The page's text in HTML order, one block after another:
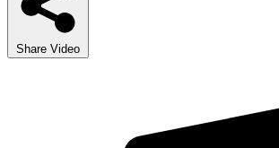
Share Video